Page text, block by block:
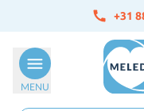
Ga naar de inhoud +31
MENU